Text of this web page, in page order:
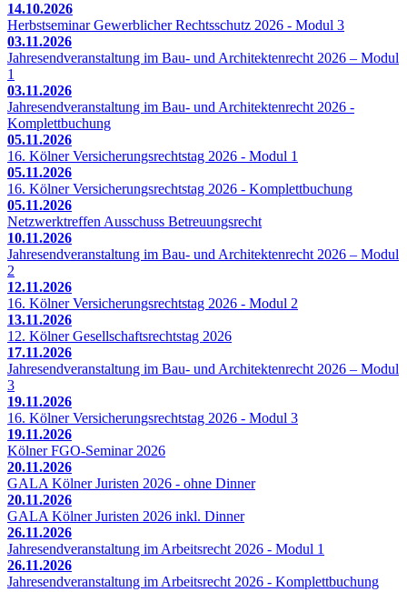
14.10.2026
Herbstseminar Gewerblicher Rechtsschutz 2026 - Modul 3
03.11.2026
Jahresendveranstaltung im Bau- und Architektenrecht 2026 – Modul
1
03.11.2026
Jahresendveranstaltung im Bau- und Architektenrecht 2026 -
Komplettbuchung
05.11.2026
16. Kölner Versicherungsrechtstag 2026 - Modul 1
05.11.2026
16. Kölner Versicherungsrechtstag 2026 - Komplettbuchung
05.11.2026
Netzwerktreffen Ausschuss Betreuungsrecht
10.11.2026
Jahresendveranstaltung im Bau- und Architektenrecht 2026 – Modul
2
12.11.2026
16. Kölner Versicherungsrechtstag 2026 - Modul 2
13.11.2026
12. Kölner Gesellschaftsrechtstag 2026
17.11.2026
Jahresendveranstaltung im Bau- und Architektenrecht 2026 – Modul
3
19.11.2026
16. Kölner Versicherungsrechtstag 2026 - Modul 3
19.11.2026
Kölner FGO-Seminar 2026
20.11.2026
GALA Kölner Juristen 2026 - ohne Dinner
20.11.2026
GALA Kölner Juristen 2026 inkl. Dinner
26.11.2026
Jahresendveranstaltung im Arbeitsrecht 2026 - Modul 1
26.11.2026
Jahresendveranstaltung im Arbeitsrecht 2026 - Komplettbuchung